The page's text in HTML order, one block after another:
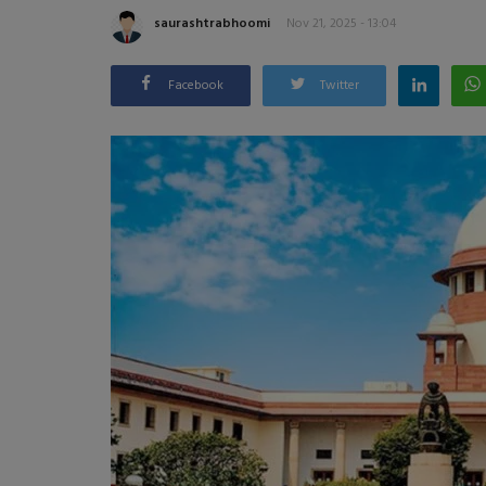
saurashtrabhoomi Nov 21, 2025 - 13:04
Facebook Twitter